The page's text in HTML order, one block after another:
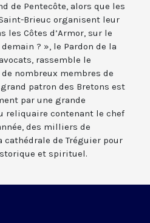
de Pentecôte, alors que les
Brieuc organisent leur
les Côtes d’Armor, sur le
? », le Pardon de la
rassemble le
nombreux membres de
patron des Bretons est
par une grande
reliquaire contenant le chef
des milliers de
cathédrale de Tréguier pour
et spirituel.